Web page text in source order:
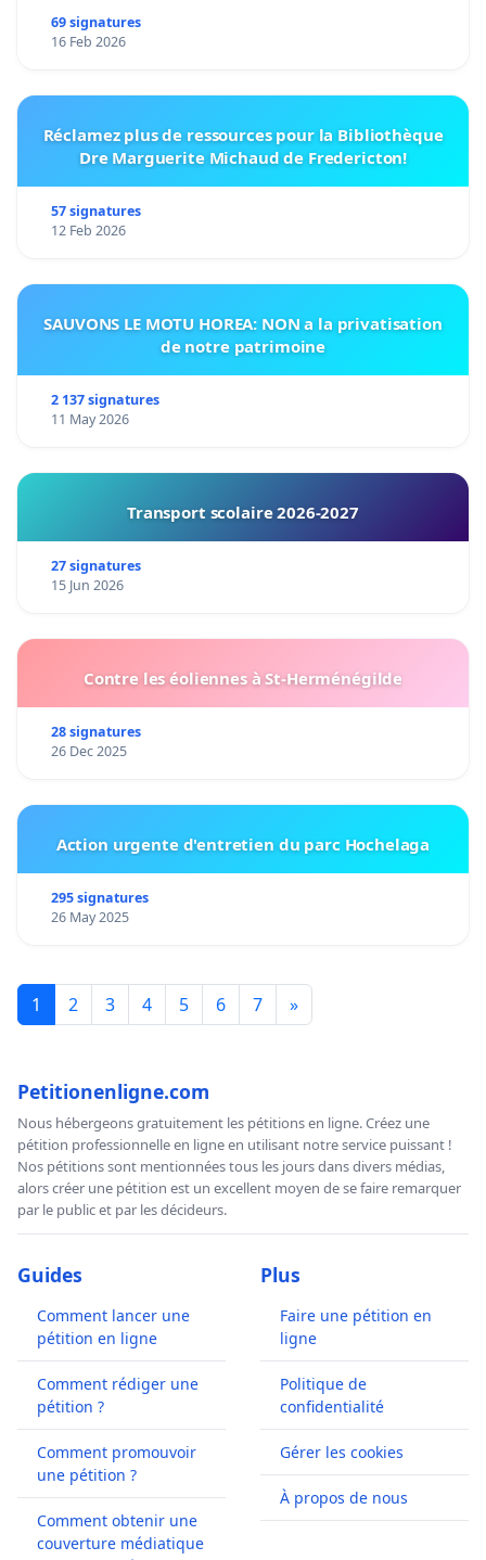
69 signatures
16 Feb 2026
Réclamez plus de ressources pour la Bibliothèque
Dre Marguerite Michaud de Fredericton!
57 signatures
12 Feb 2026
SAUVONS LE MOTU HOREA: NON a la privatisation
de notre patrimoine
2 137 signatures
11 May 2026
Transport scolaire 2026-2027
27 signatures
15 Jun 2026
Contre les éoliennes à St-Herménégilde
28 signatures
26 Dec 2025
Action urgente d'entretien du parc Hochelaga
295 signatures
26 May 2025
1 2 3 4 5 6 7 »
Petitionenligne.com
Nous hébergeons gratuitement les pétitions en ligne. Créez une
pétition professionnelle en ligne en utilisant notre service puissant !
Nos pétitions sont mentionnées tous les jours dans divers médias,
alors créer une pétition est un excellent moyen de se faire remarquer
par le public et par les décideurs.
Guides
Comment lancer une
pétition en ligne
Comment rédiger une
pétition ?
Comment promouvoir
une pétition ?
Comment obtenir une
couverture médiatique
Plus
Faire une pétition en
ligne
Politique de
confidentialité
Gérer les cookies
À propos de nous